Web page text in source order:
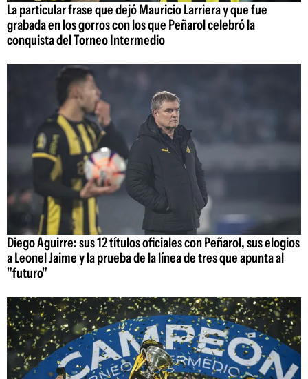
La particular frase que dejó Mauricio Larriera y que fue
grabada en los gorros con los que Peñarol celebró la
conquista del Torneo Intermedio
Diego Aguirre: sus 12 títulos oficiales con Peñarol, sus elogios
a Leonel Jaime y la prueba de la línea de tres que apunta al
"futuro"